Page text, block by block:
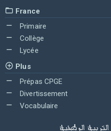
France
Primaire
Collège
Lycée
Plus
Prépas CPGE
Divertissement
Vocabulaire